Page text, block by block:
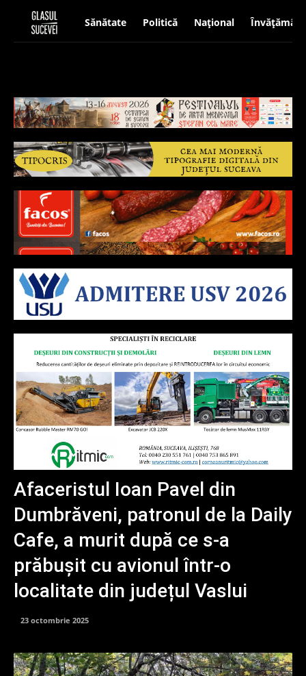
Sănătate Politică Național Învățământ
Afaceristul Ioan Pavel din
Dumbrăveni, patronul de la Daily
Cafe, a murit după ce s-a
prăbușit cu avionul într-o
localitate din județul Vaslui
23 octombrie 2025